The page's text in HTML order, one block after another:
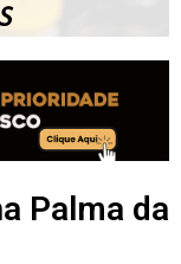
Palma da